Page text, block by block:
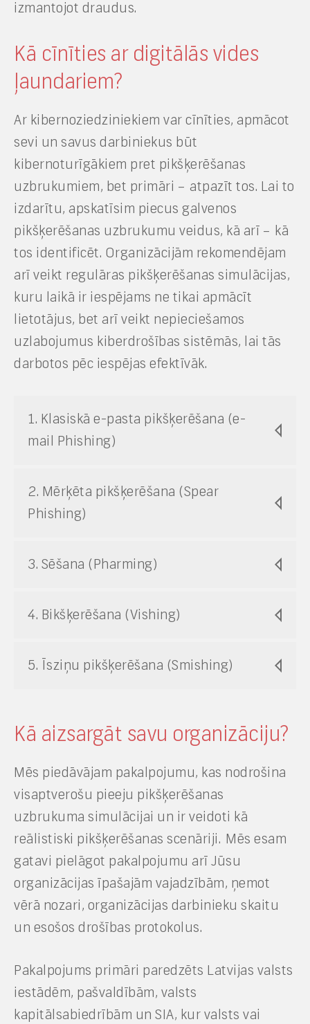
izmantojot draudus.
Kā cīnīties ar digitālās vides
ļaundariem?
Ar kibernoziedziniekiem var cīnīties, apmācot
sevi un savus darbiniekus būt
kibernoturīgākiem pret pikšķerēšanas
uzbrukumiem, bet primāri – atpazīt tos. Lai to
izdarītu, apskatīsim piecus galvenos
pikšķerēšanas uzbrukumu veidus, kā arī – kā
tos identificēt. Organizācijām rekomendējam
arī veikt regulāras pikšķerēšanas simulācijas,
kuru laikā ir iespējams ne tikai apmācīt
lietotājus, bet arī veikt nepieciešamos
uzlabojumus kiberdrošības sistēmās, lai tās
darbotos pēc iespējas efektīvāk.
1. Klasiskā e-pasta pikšķerēšana (e-
mail Phishing)
2. Mērķēta pikšķerēšana (Spear
Phishing)
3. Sēšana (Pharming)
4. Bikšķerēšana (Vishing)
5. Īsziņu pikšķerēšana (Smishing)
Kā aizsargāt savu organizāciju?
Mēs piedāvājam pakalpojumu, kas nodrošina
visaptverošu pieeju pikšķerēšanas
uzbrukuma simulācijai un ir veidoti kā
reālistiski pikšķerēšanas scenāriji. Mēs esam
gatavi pielāgot pakalpojumu arī Jūsu
organizācijas īpašajām vajadzībām, ņemot
vērā nozari, organizācijas darbinieku skaitu
un esošos drošības protokolus.
Pakalpojums primāri paredzēts Latvijas valsts
iestādēm, pašvaldībām, valsts
kapitālsabiedrībām un SIA, kur valsts vai